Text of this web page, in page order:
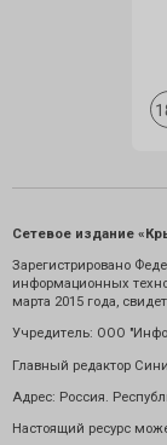
Сетевое издание
Зарегистрировано
информационных
марта 2015 года,
Учредитель: ООО
Главный редактор
Адрес: Россия.
Настоящий ресурс